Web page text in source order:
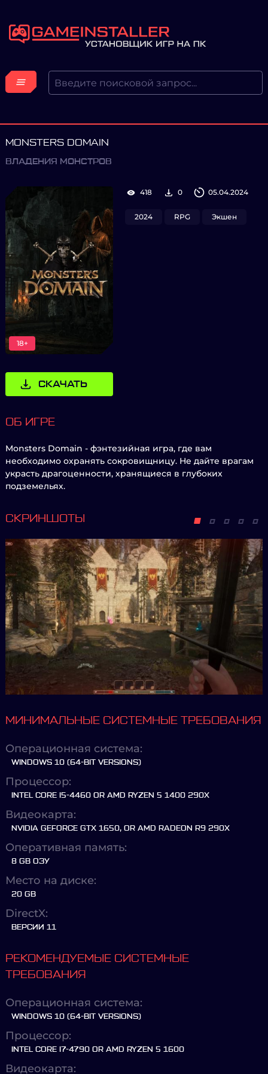
MONSTERS DOMAIN
ВЛАДЕНИЯ МОНСТРОВ
18+
СКАЧАТЬ
418 0 05.04.2024
2024 RPG Экшен
ОБ ИГРЕ
Monsters Domain - фэнтезийная игра, где вам
необходимо охранять сокровищницу. Не дайте врагам
украсть драгоценности, хранящиеся в глубоких
подземельях.
СКРИНШОТЫ
МИНИМАЛЬНЫЕ СИСТЕМНЫЕ ТРЕБОВАНИЯ
Операционная система:
WINDOWS 10 (64-BIT VERSIONS)
Процессор:
INTEL CORE I5-4460 OR AMD RYZEN 5 1400 290X
Видеокарта:
NVIDIA GEFORCE GTX 1650, OR AMD RADEON R9 290X
Оперативная память:
8 GB ОЗУ
Место на диске:
20 GB
DirectX:
ВЕРСИИ 11
РЕКОМЕНДУЕМЫЕ СИСТЕМНЫЕ
ТРЕБОВАНИЯ
Операционная система:
WINDOWS 10 (64-BIT VERSIONS)
Процессор:
INTEL CORE I7-4790 OR AMD RYZEN 5 1600
Видеокарта: